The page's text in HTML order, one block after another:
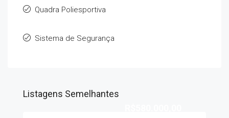
Quadra Poliesportiva
Sistema de Segurança
Listagens Semelhantes